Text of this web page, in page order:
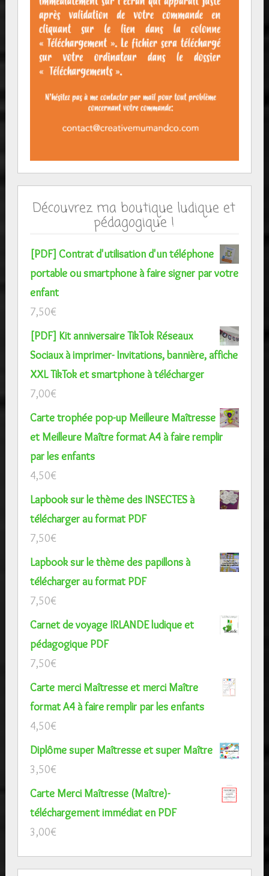
Découvrez ma boutique ludique et
pédagogique !
[PDF] Contrat d'utilisation d'un téléphone
portable ou smartphone à faire signer par votre
enfant
7,50€
[PDF] Kit anniversaire TikTok Réseaux
Sociaux à imprimer- Invitations, bannière, affiche
XXL TikTok et smartphone à télécharger
7,00€
Carte trophée pop-up Meilleure Maîtresse
et Meilleure Maître format A4 à faire remplir
par les enfants
4,50€
Lapbook sur le thème des INSECTES à
télécharger au format PDF
7,50€
Lapbook sur le thème des papillons à
télécharger au format PDF
7,50€
Carnet de voyage IRLANDE ludique et
pédagogique PDF
7,50€
Carte merci Maîtresse et merci Maître
format A4 à faire remplir par les enfants
4,50€
Diplôme super Maîtresse et super Maître
3,50€
Carte Merci Maîtresse (Maître)-
téléchargement immédiat en PDF
3,00€